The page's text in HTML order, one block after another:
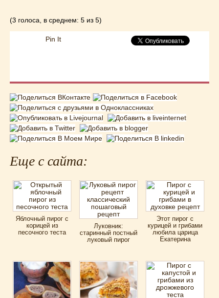
(3 голоса, в среднем: 5 из 5)
Pin It
Еще с сайта:
Яблочный пирог с
корицей из
песочного теста
Луковник:
старинный постный
луковый пирог
Этот пирог с
курицей и грибами
любила царица
Екатерина